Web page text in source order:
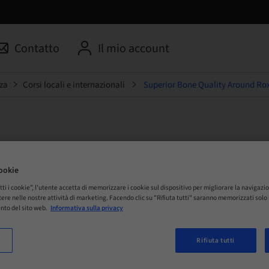
Contatto Il mio account
Corsi locali e internazionali Superior Bone Quality Around
Quality Around
i cookie”, l'utente accetta di memorizzare i cookie sul dispositivo per migliorare la
nelle nostre attività di marketing. Facendo clic su "Rifiuta tutti" saranno memorizzati
del sito web. Informativa sulla privacy
Rifiuta tutti